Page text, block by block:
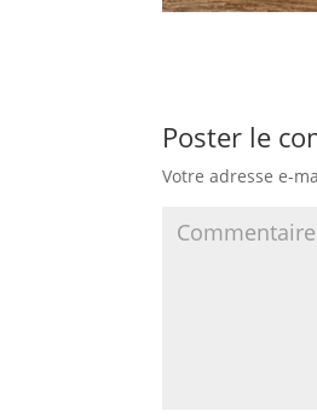
Poster le
Votre adresse e-